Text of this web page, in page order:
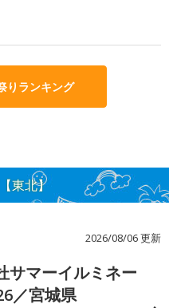
りランキング
東北】
2026/08/06 更新
サマーイルミネー
／宮城県